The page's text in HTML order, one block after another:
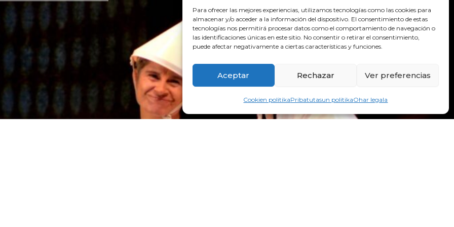
Para ofrecer las mejores experiencias, utilizamos tecnologías como las cookies para
almacenar y/o acceder a la información del dispositivo. El consentimiento de estas
tecnologías nos permitirá procesar datos como el comportamiento de navegación o
las identificaciones únicas en este sitio. No consentir o retirar el consentimiento,
puede afectar negativamente a ciertas características y funciones.
Aceptar Rechazar Ver preferencias
Cookien politikaPribatutasun politikaOhar legala